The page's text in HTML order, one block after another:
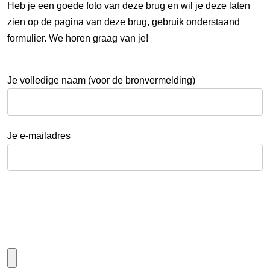
Heb je een goede foto van deze brug en wil je deze laten
zien op de pagina van deze brug, gebruik onderstaand
formulier. We horen graag van je!
Je volledige naam (voor de bronvermelding)
Je e-mailadres